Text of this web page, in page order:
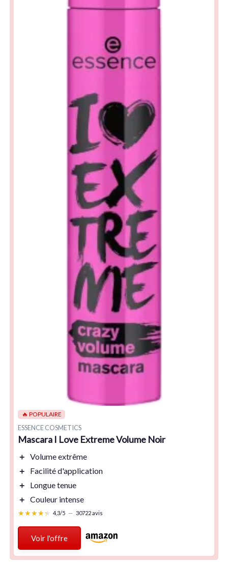
🔥 POPULAIRE
ESSENCE COSMETICS
Mascara I Love Extreme Volume Noir
＋ Volume extrême
＋
Facilité d'application
＋
Longue tenue
＋ Couleur intense
★★★★★
★★★★★ 4,3/5 — 30722 avis
Voir l'offre